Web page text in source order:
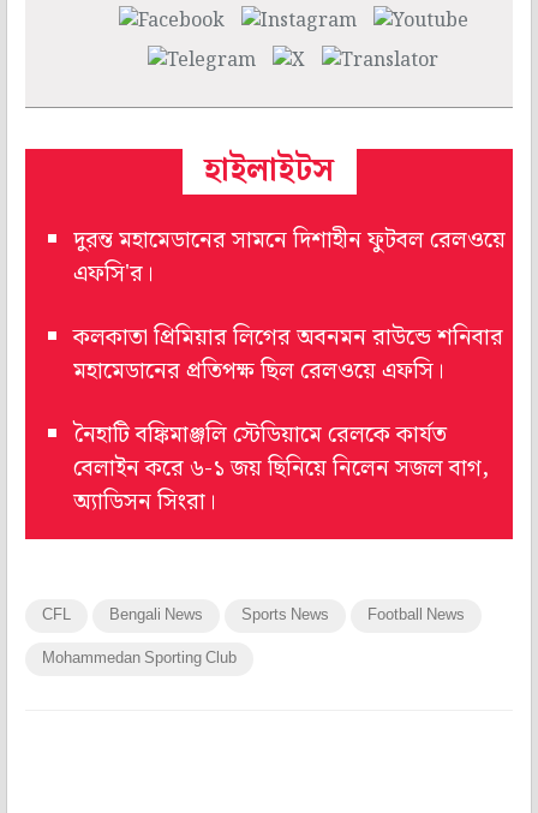
হাইলাইটস
দুরন্ত মহামেডানের সামনে দিশাহীন ফুটবল রেলওয়ে
এফসি'র।
কলকাতা প্রিমিয়ার লিগের অবনমন রাউন্ডে শনিবার
মহামেডানের প্রতিপক্ষ ছিল রেলওয়ে এফসি।
নৈহাটি বঙ্কিমাঞ্জলি স্টেডিয়ামে রেলকে কার্যত
বেলাইন করে ৬-১ জয় ছিনিয়ে নিলেন সজল বাগ,
অ্যাডিসন সিংরা।
CFL Bengali News Sports News Football News
Mohammedan Sporting Club